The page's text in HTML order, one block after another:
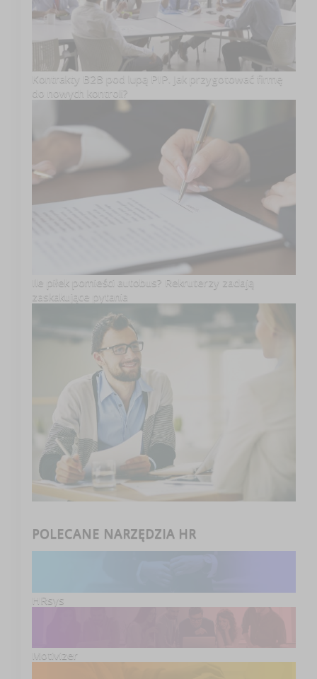
Kontrakty B2B pod lupą PIP. Jak przygotować firmę
do nowych kontroli?
Ile piłek pomieści autobus? Rekruterzy zadają
zaskakujące pytania
POLECANE NARZĘDZIA HR
HRsys
Motivizer